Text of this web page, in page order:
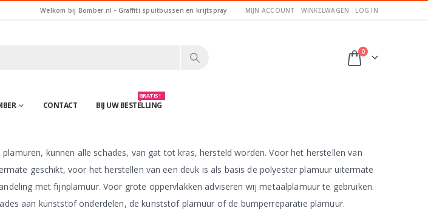
Welkom bij Bomber.nl - Graffiti spuitbussen en krijtspray MIJN ACCOUNT WINKELWAGEN LOG IN
0
CONTACT BIJ UW BESTELLING
GRATIS !
kunnen alle schades, van gat tot kras, hersteld worden. Voor het herstellen van
geschikt, voor het herstellen van een deuk is als basis de polyester plamuur uitermate
met fijnplamuur. Voor grote oppervlakken adviseren wij metaalplamuur te gebruiken.
aan kunststof onderdelen, de kunststof plamuur of de bumperreparatie plamuur.